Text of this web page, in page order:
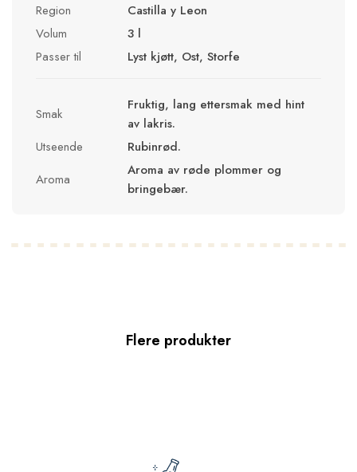
Region
Castilla y Leon
Volum
3 l
Passer til
Lyst kjøtt, Ost, Storfe
Smak
Fruktig, lang ettersmak med hint
av lakris.
Utseende
Rubinrød.
Aroma
Aroma av røde plommer og
bringebær.
Flere produkter